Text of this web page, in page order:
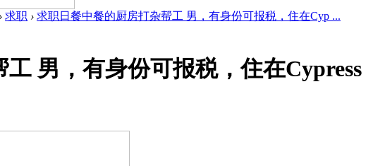
› 求职 › 求职日餐中餐的厨房打杂帮工 男，有身份可报税，住在Cyp ...
男，有身份可报税，住在Cypress